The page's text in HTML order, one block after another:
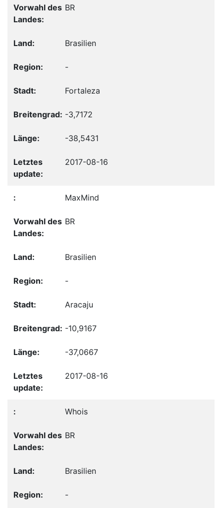
BR
Brasilien
-
Fortaleza
-3,7172
-38,5431
2017-08-16
MaxMind
BR
Brasilien
-
Aracaju
-10,9167
-37,0667
2017-08-16
Whois
BR
Brasilien
-